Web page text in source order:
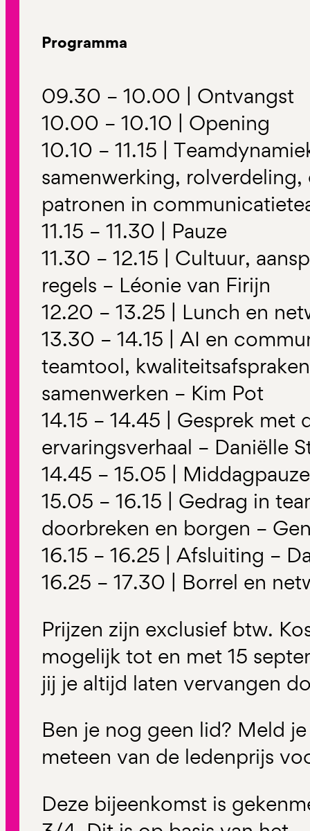
Programma
09.30 – 10.00 | Ontvangst
10.00 – 10.10 | Opening
10.10 – 11.15 |
samenwerking, rolverdeling,
patronen in
11.15 – 11.30 | Pauze
11.30 – 12.15 | Cultuur,
regels – Léonie van Firijn
12.20 – 13.25 | Lunch en
13.30 – 14.15 | AI en
teamtool,
samenwerken – Kim Pot
14.15 – 14.45 | Gesprek met
ervaringsverhaal – Daniëlle
14.45 – 15.05 | Middagpauze
15.05 – 16.15 | Gedrag in
doorbreken en borgen –
16.15 – 16.25 | Afsluiting –
16.25 – 17.30 | Borrel en
Prijzen zijn exclusief btw.
mogelijk tot en met 15
jij je altijd laten vervangen
Ben je nog geen lid? Meld
meteen van de ledenprijs
Deze bijeenkomst is